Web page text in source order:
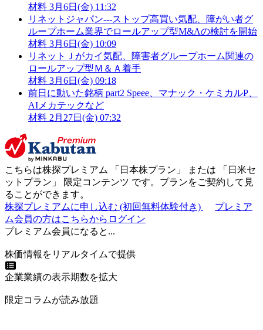
材料 3月6日(金) 11:32
リネットジャパン---ストップ高買い気配、障がい者グ
ループホーム業界でロールアップ型M&Aの検討を開始
材料 3月6日(金) 10:09
リネットＪがカイ気配、障害者グループホーム関連の
ロールアップ型Ｍ＆Ａ着手
材料 3月6日(金) 09:18
前日に動いた銘柄 part2 Speee、マナック・ケミカルP、
AIメカテックなど
材料 2月27日(金) 07:32
こちらは株探プレミアム 「 日本株プラン 」 または 「 日米セ
ットプラン 」 限定コンテンツ です。プランをご契約して見
ることができます。
株探プレミアムに申し込む (初回無料体験付き)
プレミア
ム会員の方はこちらからログイン
プレミアム会員になると...
株価情報をリアルタイムで提供
企業業績の表示期数を拡大
限定コラムが読み放題